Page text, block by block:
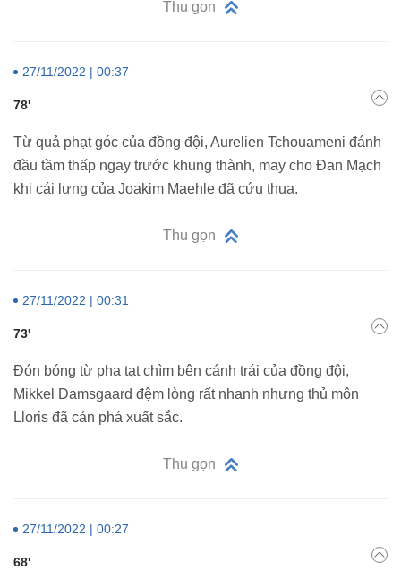
Thu gọn
27/11/2022 | 00:37
78'
Từ quả phạt góc của đồng đội, Aurelien Tchouameni đánh
đầu tầm thấp ngay trước khung thành, may cho Đan Mạch
khi cái lưng của Joakim Maehle đã cứu thua.
Thu gọn
27/11/2022 | 00:31
73'
Đón bóng từ pha tạt chìm bên cánh trái của đồng đội,
Mikkel Damsgaard đệm lòng rất nhanh nhưng thủ môn
Lloris đã cản phá xuất sắc.
Thu gọn
27/11/2022 | 00:27
68'